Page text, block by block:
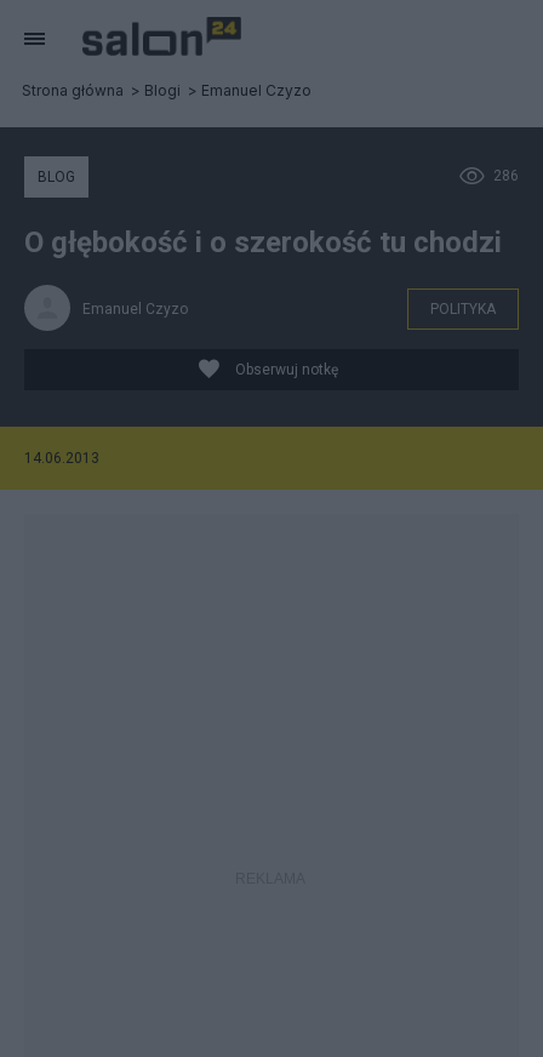
Strona główna Blogi Emanuel Czyzo
286
BLOG
O głębokość i o szerokość tu chodzi
Emanuel Czyzo POLITYKA
Obserwuj notkę
14.06.2013